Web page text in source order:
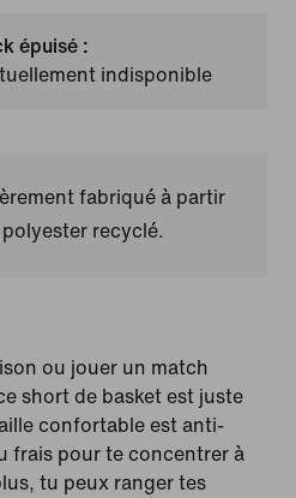
épuisé :
indisponible
fabriqué à partir
recyclé.
ou jouer un match
short de basket est juste
confortable est anti-
frais pour te concentrer à
tu peux ranger tes